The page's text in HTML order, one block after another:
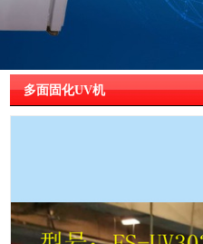
多面固化UV机